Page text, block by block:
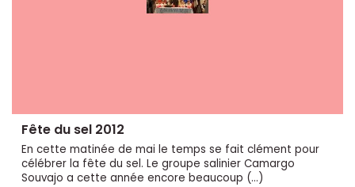
Fête du sel 2012
En cette matinée de mai le temps se fait clément pour
célébrer la fête du sel. Le groupe salinier Camargo
Souvajo a cette année encore beaucoup (…)